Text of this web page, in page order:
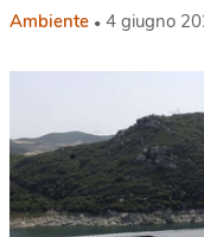
Ambiente 4 giugno